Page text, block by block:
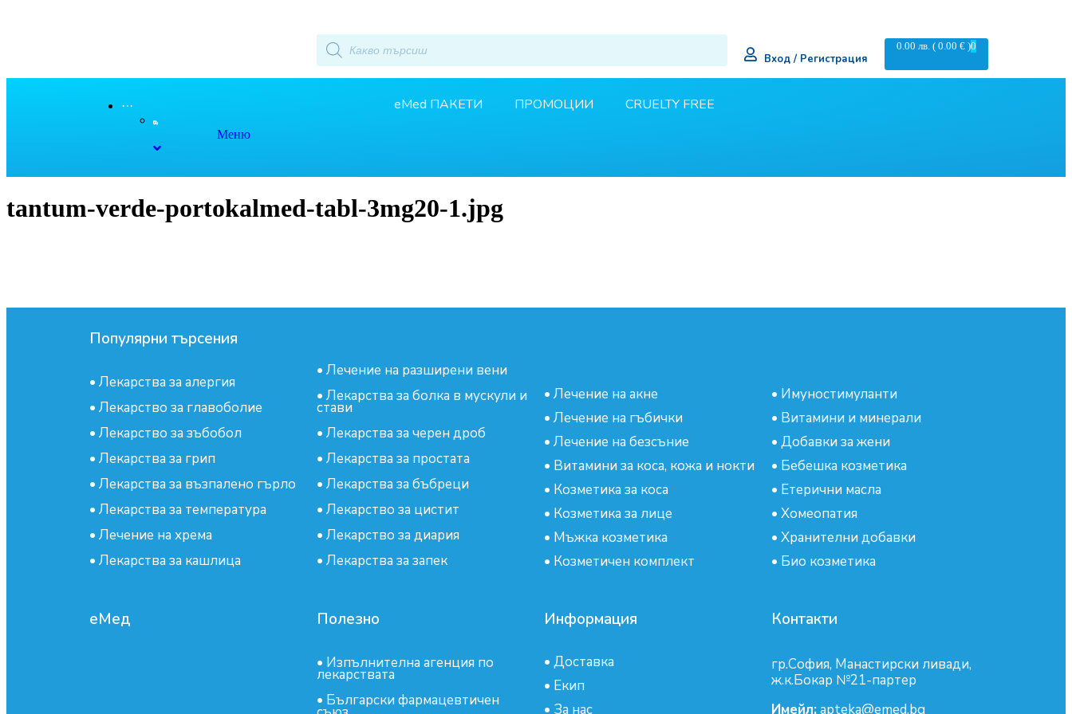
Вход / Регистрация
0
0.00 лв. ( 0.00 € )
···
Меню
eMed ПАКЕТИ ПРОМОЦИИ CRUELTY FREE
tantum-verde-portokalmed-tabl-3mg20-1.jpg
Популярни търсения
• Лекарства за алергия
• Лекарство за главоболие
• Лекарство за зъбобол
• Лекарства за грип
• Лекарства за възпалено гърло
• Лекарства за температура
• Лечение на хрема
• Лекарства за кашлица
• Лечение на разширени вени
• Лекарства за болка в мускули и
стави
• Лекарства за черен дроб
• Лекарства за простата
• Лекарства за бъбреци
• Лекарство за цистит
• Лекарство за диария
• Лекарства за запек
• Лечение на акне
• Лечение на гъбички
• Лечение на безсъние
• Витамини за коса, кожа и нокти
• Козметика за коса
• Козметика за лице
• Мъжка козметика
• Козметичен комплект
• Имуностимуланти
• Витамини и минерали
• Добавки за жени
• Бебешка козметика
• Етерични масла
• Хомеопатия
• Хранителни добавки
• Био козметика
еМед Полезно
• Изпълнителна агенция по
лекарствата
• Български фармацевтичен
Информация
• Доставка
• Екип
• За нас
Контакти
гр.София, Манастирски ливади,
ж.к.Бокар №21-партер
Имейл:apteka@emed.bg